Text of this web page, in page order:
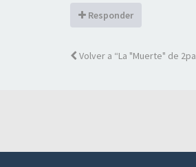
Responder
Volver a “La "Muerte" de